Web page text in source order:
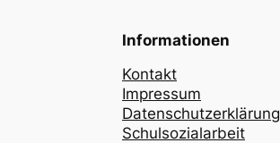
Informationen
Kontakt
Impressum
Datenschutzerklärung
Schulsozialarbeit